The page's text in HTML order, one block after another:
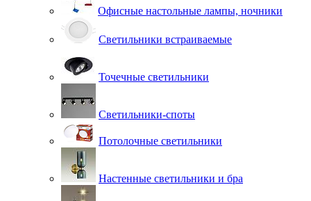
Офисные настольные лампы, ночники
Светильники встраиваемые
Точечные светильники
Светильники-споты
Потолочные светильники
Настенные светильники и бра